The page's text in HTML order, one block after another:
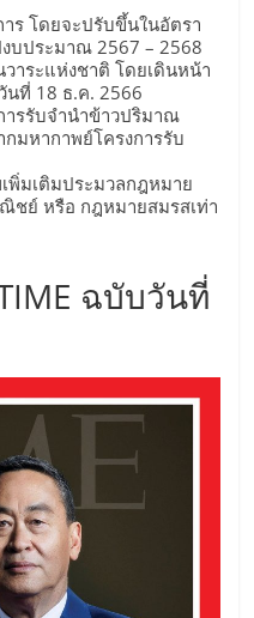
ร โดยจะปรับขึ้นในอัตรา
งบประมาณ 2567 – 2568
าระแห่งชาติ โดยเดินหน้า
นที่ 18 ธ.ค. 2566
ารรับจำนำข้าวปริมาณ
มหากาพย์โครงการรับ
พิ่มเติมประมวลกฎหมาย
ย์ หรือ กฎหมายสมรสเท่า
ฉบับวันที่